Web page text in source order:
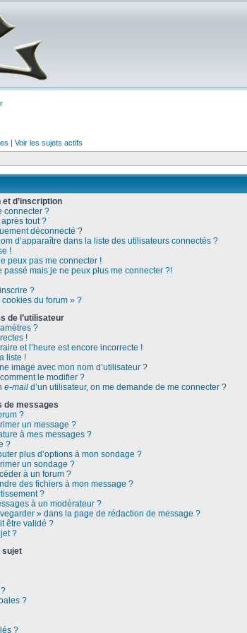
| Voir les sujets actifs
et d’inscription
connecter ?
tout ?
déconnecté ?
d’apparaître dans la liste des utilisateurs connectés ?
!
peux pas me connecter !
passé mais je ne peux plus me connecter ?!
?
du forum » ?
de l’utilisateur
?
!
et l’heure est encore incorrecte !
liste !
image avec mon nom d’utilisateur ?
le modifier ?
e-mail d’un utilisateur, on me demande de me connecter ?
de messages
?
un message ?
à mes messages ?
?
plus d’options à mon sondage ?
un sondage ?
à un forum ?
des fichiers à mon message ?
?
à un modérateur ?
» dans la page de rédaction de message ?
être validé ?
?
sujet
?
?